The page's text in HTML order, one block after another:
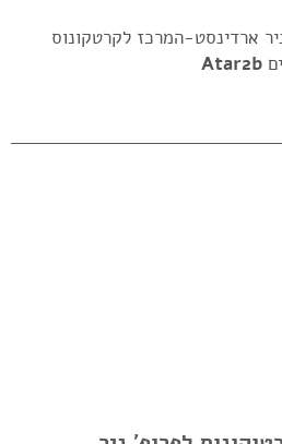
ארדינסט-המרכז לקרטקונוס
Atar2b